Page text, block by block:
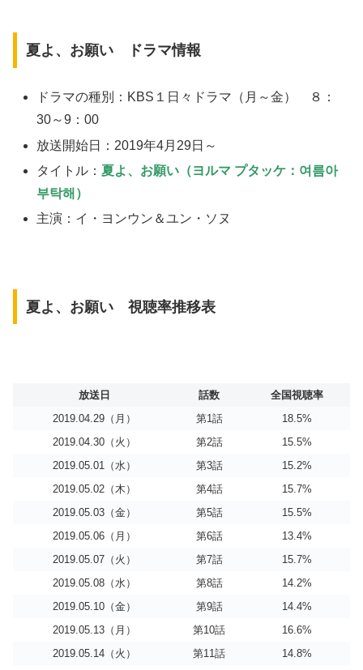
夏よ、お願い ドラマ情報
ドラマの種別：KBS１日々ドラマ（月～金） ８：
30～9：00
放送開始日：2019年4月29日～
タイトル：夏よ、お願い（ヨルマ プタッケ：여름아
부탁해）
主演：イ・ヨンウン＆ユン・ソヌ
夏よ、お願い 視聴率推移表
放送日 話数
全国視聴率
2019.04.29（月）
第1話
18.5%
2019.04.30（火）
第2話
15.5%
2019.05.01（水）
第3話
15.2%
2019.05.02（木）
第4話
15.7%
2019.05.03（金）
第5話
15.5%
2019.05.06（月）
第6話
13.4%
2019.05.07（火）
第7話
15.7%
2019.05.08（水）
第8話
14.2%
2019.05.10（金）
第9話
14.4%
2019.05.13（月）
第10話
16.6%
2019.05.14（火）
第11話
14.8%